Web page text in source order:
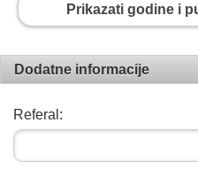
Prikazati godine i
Dodatne informacije
Referal: